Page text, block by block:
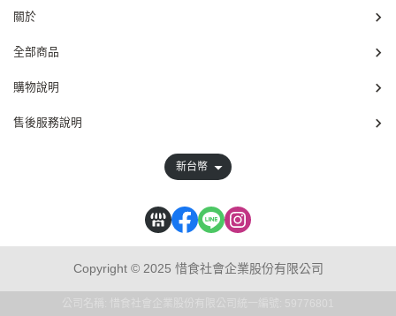
關於
全部商品
購物說明
售後服務說明
新台幣
Copyright © 2025 惜食社會企業股份有限公司